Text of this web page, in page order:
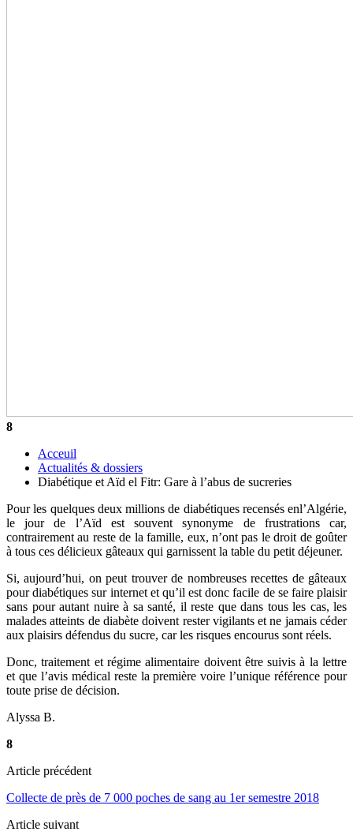
8
Acceuil
Actualités & dossiers
Diabétique et Aïd el Fitr: Gare à l’abus de sucreries
Pour les quelques deux millions de diabétiques recensés enl’Algérie,
le jour de l’Aïd est souvent synonyme de frustrations car,
contrairement au reste de la famille, eux, n’ont pas le droit de goûter
à tous ces délicieux gâteaux qui garnissent la table du petit déjeuner.
Si, aujourd’hui, on peut trouver de nombreuses recettes de gâteaux
pour diabétiques sur internet et qu’il est donc facile de se faire plaisir
sans pour autant nuire à sa santé, il reste que dans tous les cas, les
malades atteints de diabète doivent rester vigilants et ne jamais céder
aux plaisirs défendus du sucre, car les risques encourus sont réels.
Donc, traitement et régime alimentaire doivent être suivis à la lettre
et que l’avis médical reste la première voire l’unique référence pour
toute prise de décision.
Alyssa B.
8
Article précédent
Collecte de près de 7 000 poches de sang au 1er semestre 2018
Article suivant